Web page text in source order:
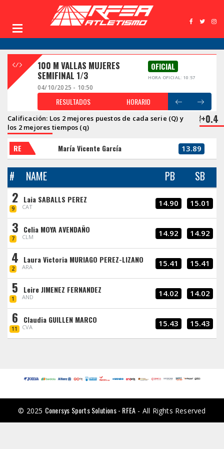
100 M VALLAS MUJERES
SEMIFINAL 1/3
OFICIAL
HORA OFICIAL: 10:57
04/10/2025 - 10:50
RESULTADOS HORARIO
Calificación: Los 2 mejores puestos de cada serie (Q) y
los 2 mejores tiempos (q)
+0.4
RE María Vicente García 13.89
# NAME PB SB
2
9
Laia SABALLS PEREZ
CAT 14.90 15.01
3
7
Celia MOYA AVENDAÑO
CLM 14.92 14.92
4
2
Laura Victoria MURIAGO PEREZ-LIZANO
ARA 15.41 15.41
5
1
Leire JIMENEZ FERNANDEZ
AND 14.02 14.02
6
11
Claudia GUILLEN MARCO
CVA 15.43 15.43
© 2025 Conersys Sports Solutions - RFEA - All Rights Reserved